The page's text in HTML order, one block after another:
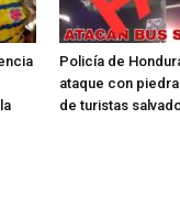
Policía de
ataque con
de turistas